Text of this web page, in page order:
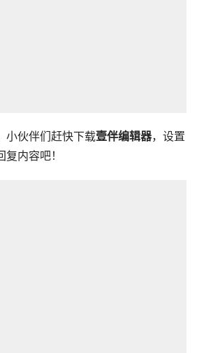
小伙伴们赶快下载壹伴编辑器，设置
内容吧！